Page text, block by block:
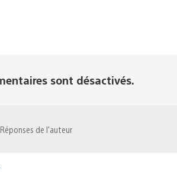
sont désactivés.
Réponses de l'auteur